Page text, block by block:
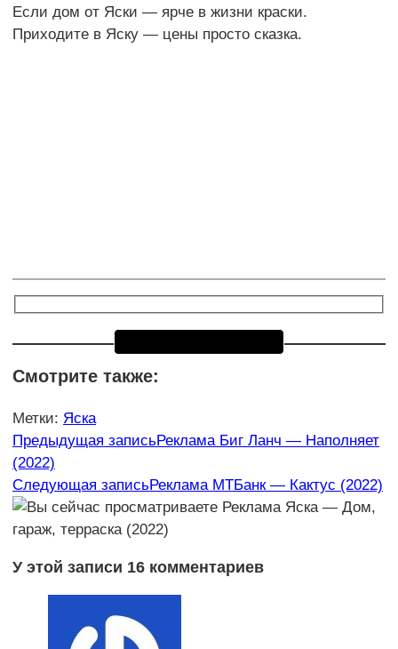
Если дом от Яски — ярче в жизни краски.
Приходите в Яску — цены просто сказка.
Смотрите также:
Метки: Яска
Еще
статьи
Предыдущая записьРеклама Биг Ланч — Наполняет
(2022)
Следующая записьРеклама МТБанк — Кактус (2022)
У этой записи 16 комментариев